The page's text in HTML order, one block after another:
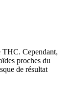
THC. Cependant,
proches du
de résultat